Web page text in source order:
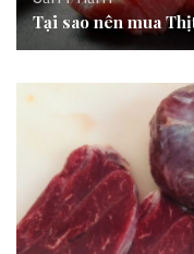
Tại sao nên mua